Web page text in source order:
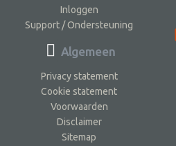
Inloggen
Support / Ondersteuning
Algemeen
Privacy statement
Cookie statement
Voorwaarden
Disclaimer
Sitemap